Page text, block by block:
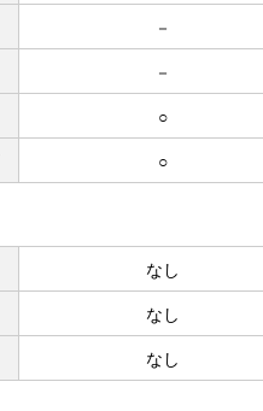
－
－
○
○
なし
なし
なし